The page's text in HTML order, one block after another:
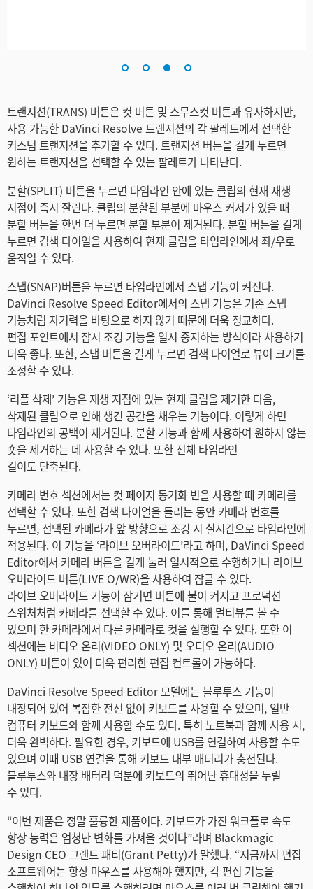
트랜지션(TRANS) 버튼은 컷 버튼 및 스무스컷 버튼과 유사하지만,
사용 가능한 DaVinci Resolve 트랜지션의 각 팔레트에서 선택한
커스텀 트랜지션을 추가할 수 있다. 트랜지션 버튼을 길게 누르면
원하는 트랜지션을 선택할 수 있는 팔레트가 나타난다.
분할(SPLIT) 버튼을 누르면 타임라인 안에 있는 클립의 현재 재생
지점이 즉시 잘린다. 클립의 분할된 부분에 마우스 커서가 있을 때
분할 버튼을 한번 더 누르면 분할 부분이 제거된다. 분할 버튼을 길게
누르면 검색 다이얼을 사용하여 현재 클립을 타임라인에서 좌/우로
움직일 수 있다.
스냅(SNAP)버튼을 누르면 타임라인에서 스냅 기능이 켜진다.
DaVinci Resolve Speed Editor에서의 스냅 기능은 기존 스냅
기능처럼 자기력을 바탕으로 하지 않기 때문에 더욱 정교하다.
편집 포인트에서 잠시 조깅 기능을 일시 중지하는 방식이라 사용하기
더욱 좋다. 또한, 스냅 버튼을 길게 누르면 검색 다이얼로 뷰어 크기를
조정할 수 있다.
‘리플 삭제’ 기능은 재생 지점에 있는 현재 클립을 제거한 다음,
삭제된 클립으로 인해 생긴 공간을 채우는 기능이다. 이렇게 하면
타임라인의 공백이 제거된다. 분할 기능과 함께 사용하여 원하지 않는
숏을 제거하는 데 사용할 수 있다. 또한 전체 타임라인
길이도 단축된다.
카메라 번호 섹션에서는 컷 페이지 동기화 빈을 사용할 때 카메라를
선택할 수 있다. 또한 검색 다이얼을 돌리는 동안 카메라 번호를
누르면, 선택된 카메라가 앞 방향으로 조깅 시 실시간으로 타임라인에
적용된다. 이 기능을 ‘라이브 오버라이드’라고 하며, DaVinci Speed
Editor에서 카메라 버튼을 길게 눌러 일시적으로 수행하거나 라이브
오버라이드 버튼(LIVE O/WR)을 사용하여 잠글 수 있다.
라이브 오버라이드 기능이 잠기면 버튼에 불이 켜지고 프로덕션
스위처처럼 카메라를 선택할 수 있다. 이를 통해 멀티뷰를 볼 수
있으며 한 카메라에서 다른 카메라로 컷을 실행할 수 있다. 또한 이
섹션에는 비디오 온리(VIDEO ONLY) 및 오디오 온리(AUDIO
ONLY) 버튼이 있어 더욱 편리한 편집 컨트롤이 가능하다.
DaVinci Resolve Speed Editor 모델에는 블루투스 기능이
내장되어 있어 복잡한 전선 없이 키보드를 사용할 수 있으며, 일반
컴퓨터 키보드와 함께 사용할 수도 있다. 특히 노트북과 함께 사용 시,
더욱 완벽하다. 필요한 경우, 키보드에 USB를 연결하여 사용할 수도
있으며 이때 USB 연결을 통해 키보드 내부 배터리가 충전된다.
블루투스와 내장 배터리 덕분에 키보드의 뛰어난 휴대성을 누릴
수 있다.
“이번 제품은 정말 훌륭한 제품이다. 키보드가 가진 워크플로 속도
향상 능력은 엄청난 변화를 가져올 것이다”라며 Blackmagic
Design CEO 그랜트 패티(Grant Petty)가 말했다. “지금까지 편집
소프트웨어는 항상 마우스를 사용해야 했지만, 각 편집 기능을